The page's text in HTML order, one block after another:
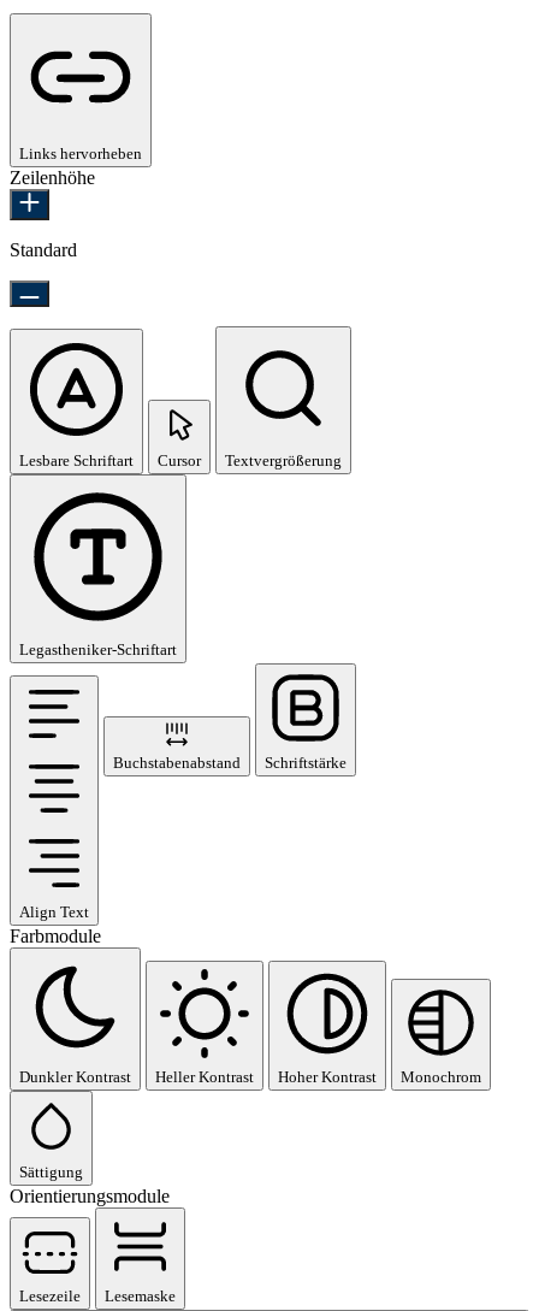
Links hervorheben
Zeilenhöhe
Standard
Lesbare Schriftart Cursor Textvergrößerung
Legastheniker-Schriftart
Align Text
Buchstabenabstand Schriftstärke
Farbmodule
Dunkler Kontrast Heller Kontrast Hoher Kontrast Monochrom
Sättigung
Orientierungsmodule
Lesezeile
Lesemaske